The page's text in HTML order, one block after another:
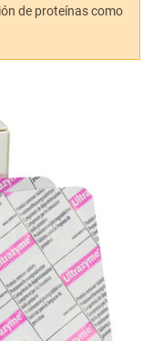
de proteínas como